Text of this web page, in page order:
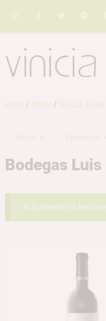
Inicio / Vinos / D.O.Ca. Rioja
Vinos Vermouth
Bodegas Luis
Actualmente la tienda